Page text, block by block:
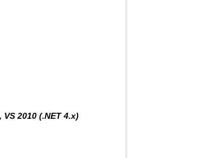
VS 2010 (.NET 4.x)